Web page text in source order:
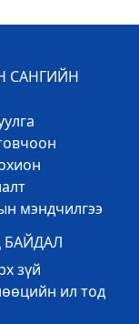
САНГИЙН
мэндчилгээ
БАЙДАЛ
зүй
ил тод